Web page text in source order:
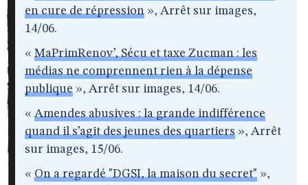
en cure de répression », Arrêt sur images,
14/06.
« MaPrimRenov’, Sécu et taxe Zucman : les
médias ne comprennent rien à la dépense
publique », Arrêt sur images, 14/06.
« Amendes abusives : la grande indifférence
quand il s’agit des jeunes des quartiers », Arrêt
sur images, 15/06.
« On a regardé "DGSI, la maison du secret" »,